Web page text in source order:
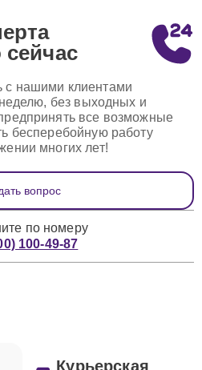
нашими клиентами
без выходных и
все возможные
бесперебойную работу
многих лет!
вопрос
по номеру
100-49-87
Курьерская